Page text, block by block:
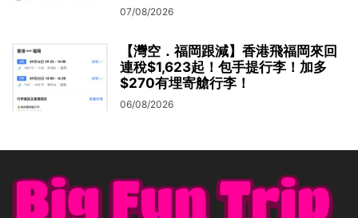
07/08/2026
【灣空．福岡跟減】香港飛福岡來回
連稅$1,623起！包手提行李！加多
$270有埋寄艙行李！
06/08/2026